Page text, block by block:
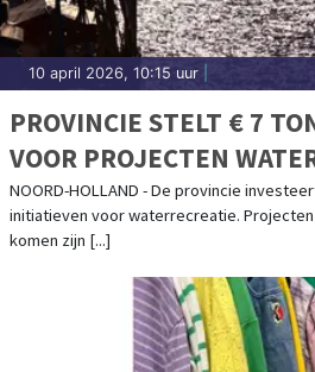
10 april 2026, 10:15 uur
PROVINCIE STELT € 7
VOOR PROJECTEN
NOORD-HOLLAND - De provincie
initiatieven voor waterrecreatie. Projecten
komen zijn [...]